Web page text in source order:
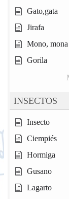
Gato,gata
Jirafa
Mono, mona
Gorila
INSECTOS
Insecto
Ciempiés
Hormiga
Gusano
Lagarto